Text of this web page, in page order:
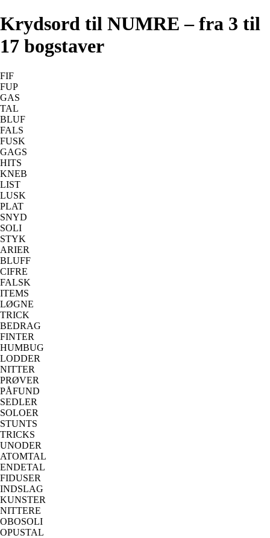
Krydsord til NUMRE – fra 3 til
17 bogstaver
FIF
FUP
GAS
TAL
BLUF
FALS
FUSK
GAGS
HITS
KNEB
LIST
LUSK
PLAT
SNYD
SOLI
STYK
ARIER
BLUFF
CIFRE
FALSK
ITEMS
LØGNE
TRICK
BEDRAG
FINTER
HUMBUG
LODDER
NITTER
PRØVER
PÅFUND
SEDLER
SOLOER
STUNTS
TRICKS
UNODER
ATOMTAL
ENDETAL
FIDUSER
INDSLAG
KUNSTER
NITTERE
OBOSOLI
OPUSTAL